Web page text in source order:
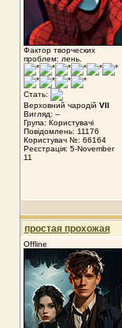
Фактор творческих
проблем: лень.
Стать:
Верховний чародій VII
Вигляд: --
Група: Користувачі
Повідомлень: 11176
Користувач №: 66164
Реєстрація: 5-November
11
простая прохожая
Offline